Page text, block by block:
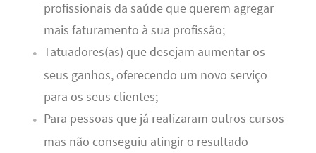
profissionais da saúde que querem agregar
mais faturamento à sua profissão;
Tatuadores(as) que desejam aumentar os
seus ganhos, oferecendo um novo serviço
para os seus clientes;
Para pessoas que já realizaram outros cursos
mas não conseguiu atingir o resultado